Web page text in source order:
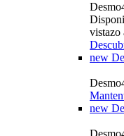
vistazo
new
new